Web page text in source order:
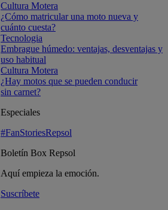
Cultura Motera
¿Cómo matricular una moto nueva y
cuánto cuesta?
Tecnologia
Embrague húmedo: ventajas, desventajas y
uso habitual
Cultura Motera
¿Hay motos que se pueden conducir
sin carnet?
Especiales
#FanStoriesRepsol
Boletín Box Repsol
Aquí empieza la emoción.
Suscríbete